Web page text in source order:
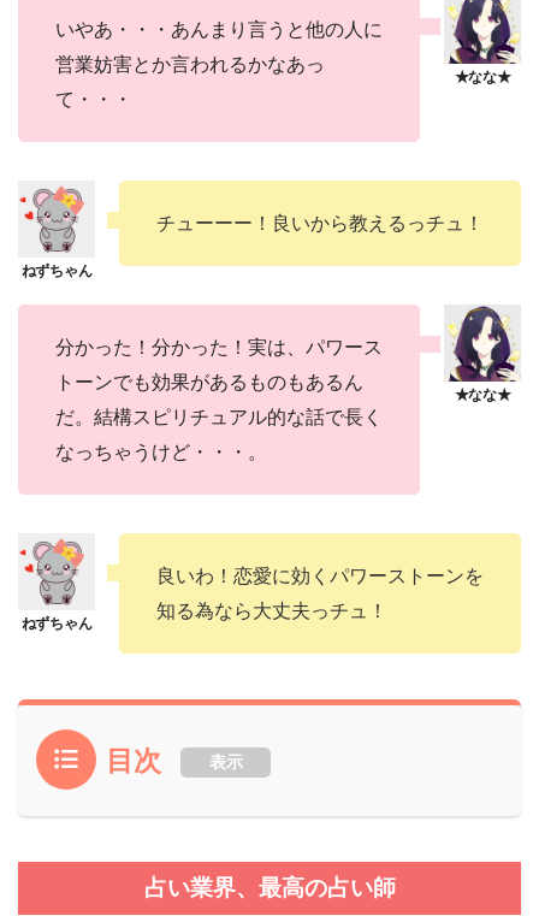
いやあ・・・あんまり言うと他の人に
営業妨害とか言われるかなあっ
て・・・
チューーー！良いから教えるっチュ！
分かった！分かった！実は、パワース
トーンでも効果があるものもあるん
だ。結構スピリチュアル的な話で長く
なっちゃうけど・・・。
良いわ！恋愛に効くパワーストーンを
知る為なら大丈夫っチュ！
目次 表示
占い業界、最高の占い師